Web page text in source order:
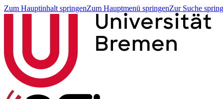
Zum Hauptinhalt springenZum Hauptmenü springenZur Suche